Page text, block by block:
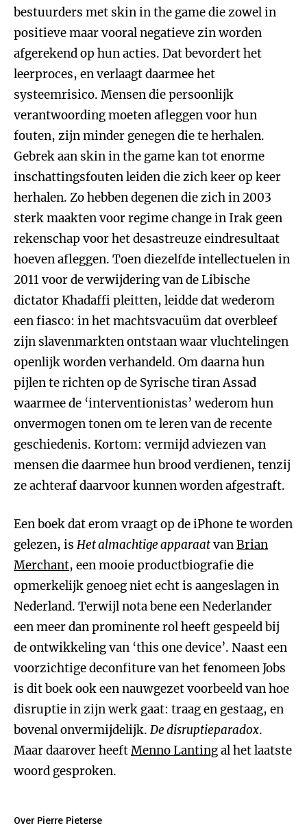
bestuurders met skin in the game die zowel in
positieve maar vooral negatieve zin worden
afgerekend op hun acties. Dat bevordert het
leerproces, en verlaagt daarmee het
systeemrisico. Mensen die persoonlijk
verantwoording moeten afleggen voor hun
fouten, zijn minder genegen die te herhalen.
Gebrek aan skin in the game kan tot enorme
inschattingsfouten leiden die zich keer op keer
herhalen. Zo hebben degenen die zich in 2003
sterk maakten voor regime change in Irak geen
rekenschap voor het desastreuze eindresultaat
hoeven afleggen. Toen diezelfde intellectuelen in
2011 voor de verwijdering van de Libische
dictator Khadaffi pleitten, leidde dat wederom
een fiasco: in het machtsvacuüm dat overbleef
zijn slavenmarkten ontstaan waar vluchtelingen
openlijk worden verhandeld. Om daarna hun
pijlen te richten op de Syrische tiran Assad
waarmee de ‘interventionistas’ wederom hun
onvermogen tonen om te leren van de recente
geschiedenis. Kortom: vermijd adviezen van
mensen die daarmee hun brood verdienen, tenzij
ze achteraf daarvoor kunnen worden afgestraft.
Een boek dat erom vraagt op de iPhone te worden
gelezen, is Het almachtige apparaatvanBrian
Merchant, een mooie productbiografie die
opmerkelijk genoeg niet echt is aangeslagen in
Nederland. Terwijl nota bene een Nederlander
een meer dan prominente rol heeft gespeeld bij
de ontwikkeling van ‘this one device’. Naast een
voorzichtige deconfiture van het fenomeen Jobs
is dit boek ook een nauwgezet voorbeeld van hoe
disruptie in zijn werk gaat: traag en gestaag, en
bovenal onvermijdelijk. De disruptieparadox.
Maar daarover heeftMenno Lantingal het laatste
woord gesproken.
Over Pierre Pieterse